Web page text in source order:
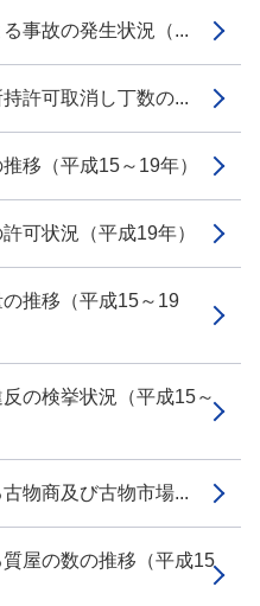
事故の発生状況（...
許可取消し丁数の...
移（平成15～19年）
可状況（平成19年）
推移（平成15～19
の検挙状況（平成15～
物商及び古物市場...
屋の数の推移（平成15